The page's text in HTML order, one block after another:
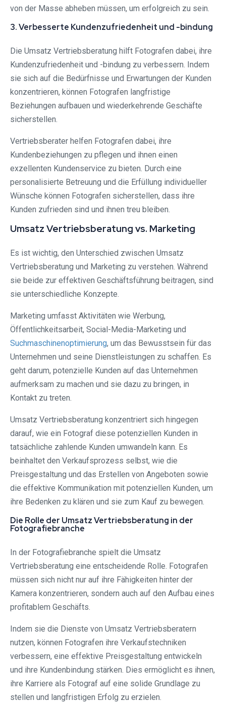
von der Masse abheben müssen, um erfolgreich zu sein.
3. Verbesserte Kundenzufriedenheit und -bindung
Die Umsatz Vertriebsberatung hilft Fotografen dabei, ihre
Kundenzufriedenheit und -bindung zu verbessern. Indem
sie sich auf die Bedürfnisse und Erwartungen der Kunden
konzentrieren, können Fotografen langfristige
Beziehungen aufbauen und wiederkehrende Geschäfte
sicherstellen.
Vertriebsberater helfen Fotografen dabei, ihre
Kundenbeziehungen zu pflegen und ihnen einen
exzellenten Kundenservice zu bieten. Durch eine
personalisierte Betreuung und die Erfüllung individueller
Wünsche können Fotografen sicherstellen, dass ihre
Kunden zufrieden sind und ihnen treu bleiben.
Umsatz Vertriebsberatung vs. Marketing
Es ist wichtig, den Unterschied zwischen Umsatz
Vertriebsberatung und Marketing zu verstehen. Während
sie beide zur effektiven Geschäftsführung beitragen, sind
sie unterschiedliche Konzepte.
Marketing umfasst Aktivitäten wie Werbung,
Öffentlichkeitsarbeit, Social-Media-Marketing und
Suchmaschinenoptimierung, um das Bewusstsein für das
Unternehmen und seine Dienstleistungen zu schaffen. Es
geht darum, potenzielle Kunden auf das Unternehmen
aufmerksam zu machen und sie dazu zu bringen, in
Kontakt zu treten.
Umsatz Vertriebsberatung konzentriert sich hingegen
darauf, wie ein Fotograf diese potenziellen Kunden in
tatsächliche zahlende Kunden umwandeln kann. Es
beinhaltet den Verkaufsprozess selbst, wie die
Preisgestaltung und das Erstellen von Angeboten sowie
die effektive Kommunikation mit potenziellen Kunden, um
ihre Bedenken zu klären und sie zum Kauf zu bewegen.
Die Rolle der Umsatz Vertriebsberatung in der
Fotografiebranche
In der Fotografiebranche spielt die Umsatz
Vertriebsberatung eine entscheidende Rolle. Fotografen
müssen sich nicht nur auf ihre Fähigkeiten hinter der
Kamera konzentrieren, sondern auch auf den Aufbau eines
profitablem Geschäfts.
Indem sie die Dienste von Umsatz Vertriebsberatern
nutzen, können Fotografen ihre Verkaufstechniken
verbessern, eine effektive Preisgestaltung entwickeln
und ihre Kundenbindung stärken. Dies ermöglicht es ihnen,
ihre Karriere als Fotograf auf eine solide Grundlage zu
stellen und langfristigen Erfolg zu erzielen.